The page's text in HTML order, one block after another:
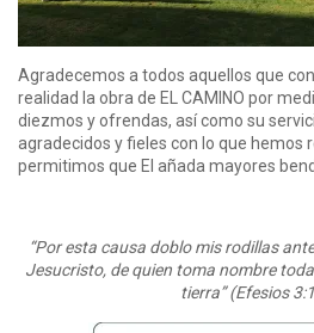
Agradecemos a todos aquellos que
realidad la obra de EL CAMINO por
diezmos y ofrendas, así como su
agradecidos y fieles con lo que hemos
permitimos que El añada mayores
“Por esta causa doblo mis rodillas
Jesucristo, de quien toma nombre
tierra” (Efesios